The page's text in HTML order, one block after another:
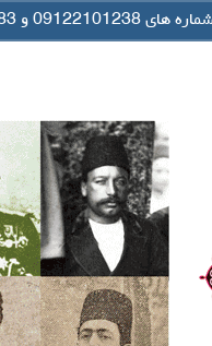
جستجو
برای: